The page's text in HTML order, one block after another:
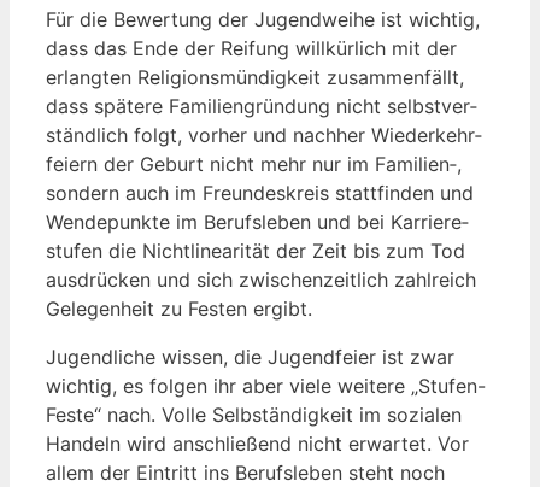
Für die Bewer­tung der Jugend­wei­he ist wich­tig,
dass das Ende der Rei­fung will­kür­lich mit der
erlang­ten Reli­gi­ons­mün­dig­keit zusam­men­fällt,
dass spä­te­re Fami­li­en­grün­dung nicht selbst­ver­
ständ­lich folgt, vor­her und nach­her Wie­der­kehr­
fei­ern der Geburt nicht mehr nur im Familien‑,
son­dern auch im Freun­des­kreis statt­fin­den und
Wen­de­punk­te im Berufs­le­ben und bei Kar­rie­re­
stu­fen die Nicht­li­nea­ri­tät der Zeit bis zum Tod
aus­drü­cken und sich zwi­schen­zeit­lich zahl­reich
Gele­gen­heit zu Fes­ten ergibt.
Jugend­li­che wis­sen, die Jugend­fei­er ist zwar
wich­tig, es fol­gen ihr aber vie­le wei­te­re „Stu­fen-
Fes­te“ nach. Vol­le Selb­stän­dig­keit im sozia­len
Han­deln wird anschlie­ßend nicht erwar­tet. Vor
allem der Ein­tritt ins Berufs­le­ben steht noch